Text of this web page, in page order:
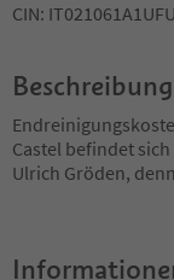
CIN:
Beschreibung
Castel befindet
Ulrich Gröden,